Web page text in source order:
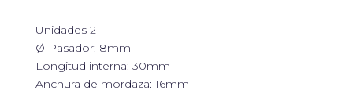
Unidades 2
Ø Pasador: 8mm
Longitud interna: 30mm
Anchura de mordaza: 16mm
funcionalidad
y estructura
de la web, en
base a cómo
se usa la web.